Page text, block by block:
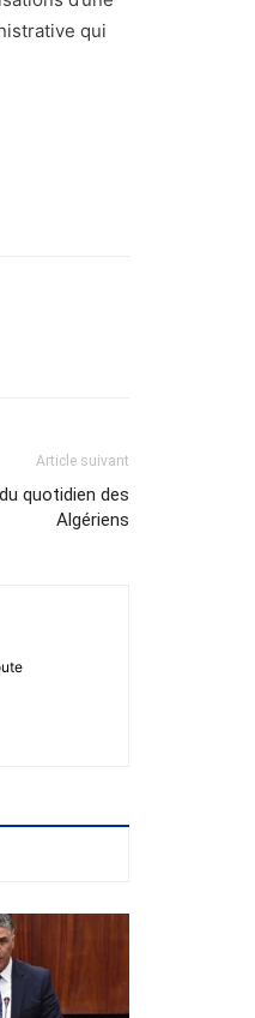
qui
Article suivant
quotidien des
Algériens